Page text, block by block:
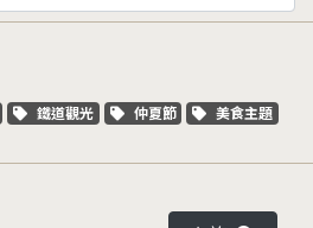
關鍵字標籤
鐵道觀光 關鍵字標籤
仲夏節 關鍵字標籤
美食主題